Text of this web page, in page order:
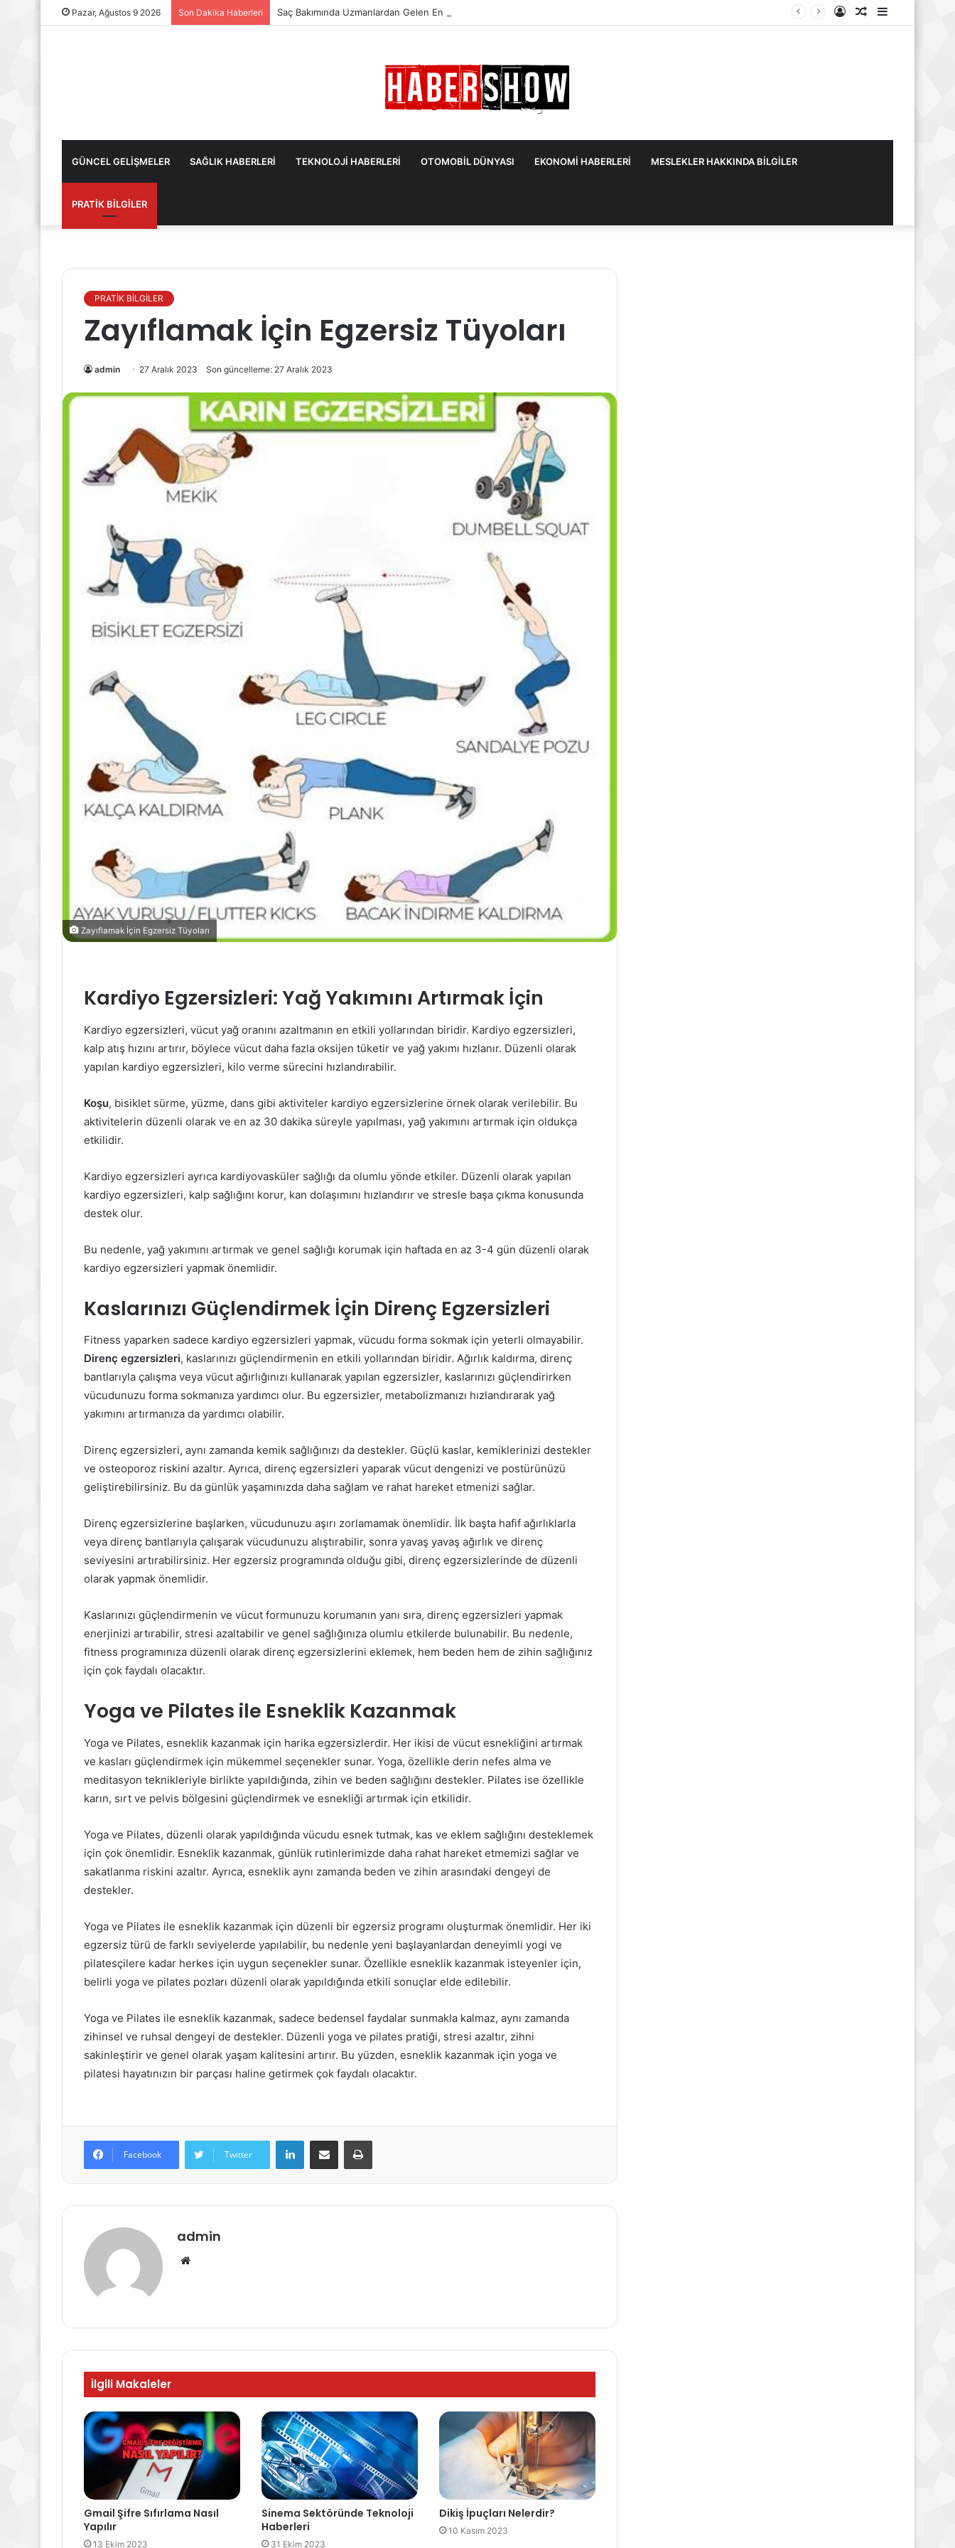
Pazar, Ağustos 9 2026 Son Dakika Haberleri Saç Bakımında Uzmanlardan Gelen En Önemli İpuçları
Kenar
Rastgele
Kayıt
GÜNCEL GELİŞMELER SAĞLIK HABERLERİ TEKNOLOJİ HABERLERİ OTOMOBİL DÜNYASI EKONOMİ HABERLERİ MESLEKLER HAKKINDA BİLGİLER
PRATİK BİLGİLER
PRATİK BİLGİLER
Zayıflamak İçin Egzersiz Tüyoları
admin 27 Aralık 2023 Son güncelleme: 27 Aralık 2023
Zayıflamak İçin Egzersiz Tüyoları
Kardiyo Egzersizleri: Yağ Yakımını Artırmak İçin
Kardiyo egzersizleri, vücut yağ oranını azaltmanın en etkili yollarından biridir. Kardiyo egzersizleri,
kalp atış hızını artırır, böylece vücut daha fazla oksijen tüketir ve yağ yakımı hızlanır. Düzenli olarak
yapılan kardiyo egzersizleri, kilo verme sürecini hızlandırabilir.
Koşu, bisiklet sürme, yüzme, dans gibi aktiviteler kardiyo egzersizlerine örnek olarak verilebilir. Bu
aktivitelerin düzenli olarak ve en az 30 dakika süreyle yapılması, yağ yakımını artırmak için oldukça
etkilidir.
Kardiyo egzersizleri ayrıca kardiyovasküler sağlığı da olumlu yönde etkiler. Düzenli olarak yapılan
kardiyo egzersizleri, kalp sağlığını korur, kan dolaşımını hızlandırır ve stresle başa çıkma konusunda
destek olur.
Bu nedenle, yağ yakımını artırmak ve genel sağlığı korumak için haftada en az 3-4 gün düzenli olarak
kardiyo egzersizleri yapmak önemlidir.
Kaslarınızı Güçlendirmek İçin Direnç Egzersizleri
Fitness yaparken sadece kardiyo egzersizleri yapmak, vücudu forma sokmak için yeterli olmayabilir.
Direnç egzersizleri, kaslarınızı güçlendirmenin en etkili yollarından biridir. Ağırlık kaldırma, direnç
bantlarıyla çalışma veya vücut ağırlığınızı kullanarak yapılan egzersizler, kaslarınızı güçlendirirken
vücudunuzu forma sokmanıza yardımcı olur. Bu egzersizler, metabolizmanızı hızlandırarak yağ
yakımını artırmanıza da yardımcı olabilir.
Direnç egzersizleri, aynı zamanda kemik sağlığınızı da destekler. Güçlü kaslar, kemiklerinizi destekler
ve osteoporoz riskini azaltır. Ayrıca, direnç egzersizleri yaparak vücut dengenizi ve postürünüzü
geliştirebilirsiniz. Bu da günlük yaşamınızda daha sağlam ve rahat hareket etmenizi sağlar.
Direnç egzersizlerine başlarken, vücudunuzu aşırı zorlamamak önemlidir. İlk başta hafif ağırlıklarla
veya direnç bantlarıyla çalışarak vücudunuzu alıştırabilir, sonra yavaş yavaş ağırlık ve direnç
seviyesini artırabilirsiniz. Her egzersiz programında olduğu gibi, direnç egzersizlerinde de düzenli
olarak yapmak önemlidir.
Kaslarınızı güçlendirmenin ve vücut formunuzu korumanın yanı sıra, direnç egzersizleri yapmak
enerjinizi artırabilir, stresi azaltabilir ve genel sağlığınıza olumlu etkilerde bulunabilir. Bu nedenle,
fitness programınıza düzenli olarak direnç egzersizlerini eklemek, hem beden hem de zihin sağlığınız
için çok faydalı olacaktır.
Yoga ve Pilates ile Esneklik Kazanmak
Yoga ve Pilates, esneklik kazanmak için harika egzersizlerdir. Her ikisi de vücut esnekliğini artırmak
ve kasları güçlendirmek için mükemmel seçenekler sunar. Yoga, özellikle derin nefes alma ve
meditasyon teknikleriyle birlikte yapıldığında, zihin ve beden sağlığını destekler. Pilates ise özellikle
karın, sırt ve pelvis bölgesini güçlendirmek ve esnekliği artırmak için etkilidir.
Yoga ve Pilates, düzenli olarak yapıldığında vücudu esnek tutmak, kas ve eklem sağlığını desteklemek
için çok önemlidir. Esneklik kazanmak, günlük rutinlerimizde daha rahat hareket etmemizi sağlar ve
sakatlanma riskini azaltır. Ayrıca, esneklik aynı zamanda beden ve zihin arasındaki dengeyi de
destekler.
Yoga ve Pilates ile esneklik kazanmak için düzenli bir egzersiz programı oluşturmak önemlidir. Her iki
egzersiz türü de farklı seviyelerde yapılabilir, bu nedenle yeni başlayanlardan deneyimli yogi ve
pilatesçilere kadar herkes için uygun seçenekler sunar. Özellikle esneklik kazanmak isteyenler için,
belirli yoga ve pilates pozları düzenli olarak yapıldığında etkili sonuçlar elde edilebilir.
Yoga ve Pilates ile esneklik kazanmak, sadece bedensel faydalar sunmakla kalmaz, aynı zamanda
zihinsel ve ruhsal dengeyi de destekler. Düzenli yoga ve pilates pratiği, stresi azaltır, zihni
sakinleştirir ve genel olarak yaşam kalitesini artırır. Bu yüzden, esneklik kazanmak için yoga ve
pilatesi hayatınızın bir parçası haline getirmek çok faydalı olacaktır.
Facebook Twitter
LinkedInE-Posta ile paylaş Yazdır
admin
Web
İlgili Makaleler
Gmail Şifre Sıfırlama Nasıl
Yapılır
13 Ekim 2023
Sinema Sektöründe Teknoloji
Haberleri
31 Ekim 2023
Dikiş İpuçları Nelerdir?
10 Kasım 2023